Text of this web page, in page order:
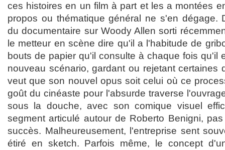
ces histoires en un film à part et les a montées
propos ou thématique général ne s'en dégage.
du documentaire sur Woody Allen sorti
le metteur en scène dire qu'il a l'habitude de
bouts de papier qu'il consulte à chaque fois qu'il
nouveau scénario, gardant ou rejetant certaines
veut que son nouvel opus soit celui où ce
goût du cinéaste pour l'absurde traverse
sous la douche, avec son comique visuel
segment articulé autour de Roberto Benigni,
succès. Malheureusement, l'entreprise sent
étiré en sketch. Parfois même, le concept